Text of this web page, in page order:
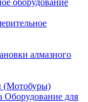
оборудование
алмазного
(Мотобуры)
Оборудование для